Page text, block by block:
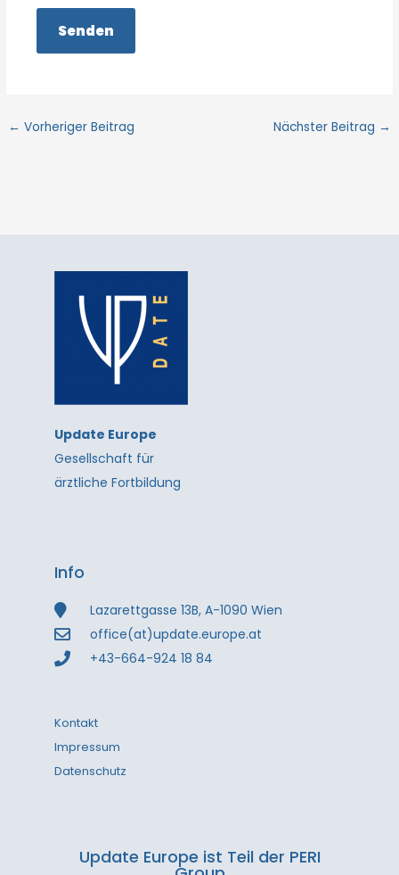
← Vorheriger Beitrag Nächster Beitrag →
Update Europe
Gesellschaft für
ärztliche Fortbildung
Info
Lazarettgasse 13B, A-1090 Wien
office(at)update.europe.at
+43-664-924 18 84
Kontakt
Impressum
Datenschutz
Update Europe ist Teil der PERI